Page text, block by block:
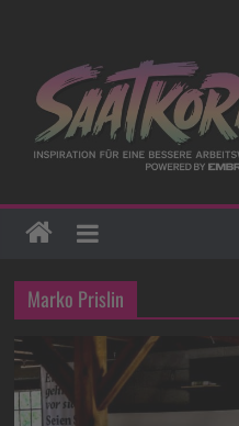
Marko Prislin